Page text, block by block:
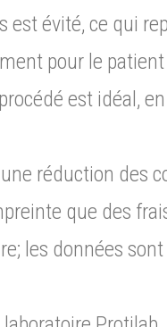
est évité, ce qui
pour le patient
est idéal,
réduction des
que des
les données